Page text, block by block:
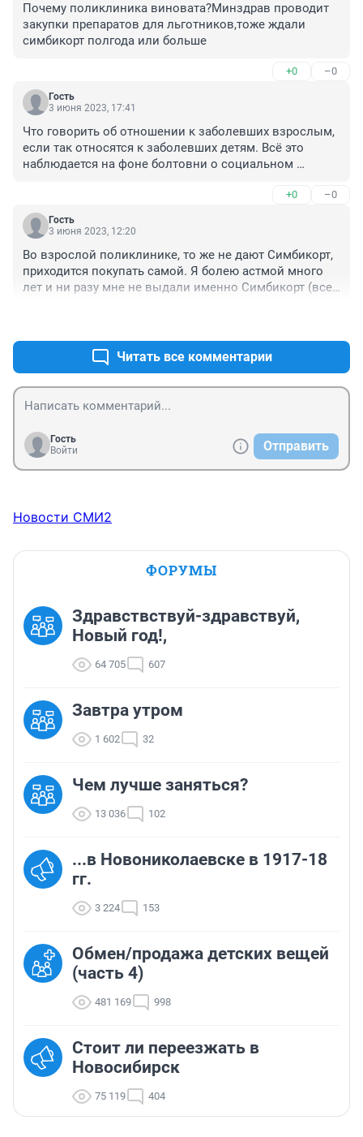
Почему поликлиника виновата?Минздрав проводит
закупки препаратов для льготников,тоже ждали
симбикорт полгода или больше
+0 –0
Гость
3 июня 2023, 17:41
Что говорить об отношении к заболевших взрослым,
если так относятся к заболевших детям. Всё это
наблюдается на фоне болтовни о социальном
+0 –0
Гость
3 июня 2023, 12:20
Во взрослой поликлинике, то же не дают Симбикорт,
приходится покупать самой. Я болею астмой много
лет и ни разу мне не выдали именно Симбикорт (все
Читать все комментарии
Гость
Войти
Отправить
Новости СМИ2
ФОРУМЫ
Здравствствуй-здравствуй,
Новый год!,
64 705 607
Завтра утром
1 602 32
Чем лучше заняться?
13 036 102
...в Новониколаевске в 1917-18
гг.
3 224 153
Обмен/продажа детских вещей
(часть 4)
481 169 998
Стоит ли переезжать в
Новосибирск
75 119 404